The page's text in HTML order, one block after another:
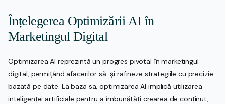
Înțelegerea Optimizării AI în
Marketingul Digital
Optimizarea AI reprezintă un progres pivotal în marketingul
digital, permițând afacerilor să-și rafineze strategiile cu precizie
bazată pe date. La baza sa, optimizarea AI implică utilizarea
inteligenței artificiale pentru a îmbunătăți crearea de conținut,